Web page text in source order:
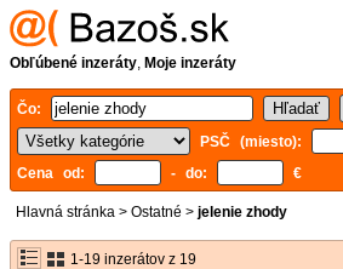
Obľúbené inzeráty, Moje inzeráty
Čo:
PSČ (miesto):
Cena od:
- do: €
Hlavná stránka > Ostatné > jelenie zhody
1-19 inzerátov z 19